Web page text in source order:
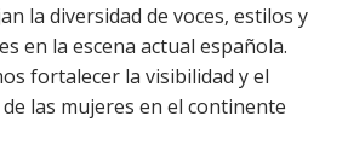
la diversidad de voces, estilos y
en la escena actual española.
fortalecer la visibilidad y el
las mujeres en el continente